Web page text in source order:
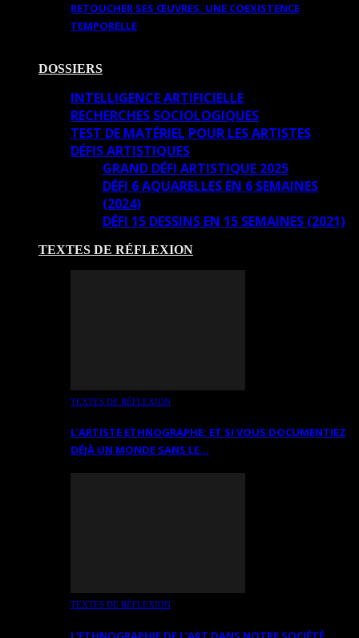
RETOUCHER SES ŒUVRES. UNE COEXISTENCE
TEMPORELLE
DOSSIERS
INTELLIGENCE ARTIFICIELLE
RECHERCHES SOCIOLOGIQUES
TEST DE MATÉRIEL POUR LES ARTISTES
DÉFIS ARTISTIQUES
GRAND DÉFI ARTISTIQUE 2025
DÉFI 6 AQUARELLES EN 6 SEMAINES
(2024)
DÉFI 15 DESSINS EN 15 SEMAINES (2021)
TEXTES DE RÉFLEXION
TEXTES DE RÉFLEXION
L’ARTISTE ETHNOGRAPHE: ET SI VOUS DOCUMENTIEZ
DÉJÀ UN MONDE SANS LE…
TEXTES DE RÉFLEXION